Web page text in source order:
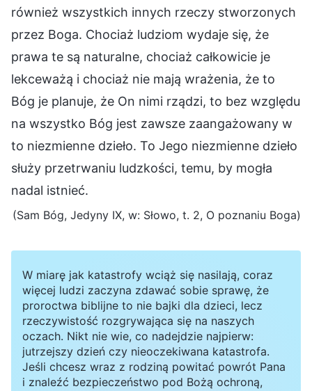
również wszystkich innych rzeczy stworzonych
przez Boga. Chociaż ludziom wydaje się, że
prawa te są naturalne, chociaż całkowicie je
lekceważą i chociaż nie mają wrażenia, że to
Bóg je planuje, że On nimi rządzi, to bez względu
na wszystko Bóg jest zawsze zaangażowany w
to niezmienne dzieło. To Jego niezmienne dzieło
służy przetrwaniu ludzkości, temu, by mogła
nadal istnieć.
(Sam Bóg, Jedyny IX, w: Słowo, t. 2, O poznaniu Boga)
W miarę jak katastrofy wciąż się nasilają, coraz
więcej ludzi zaczyna zdawać sobie sprawę, że
proroctwa biblijne to nie bajki dla dzieci, lecz
rzeczywistość rozgrywająca się na naszych
oczach. Nikt nie wie, co nadejdzie najpierw:
jutrzejszy dzień czy nieoczekiwana katastrofa.
Jeśli chcesz wraz z rodziną powitać powrót Pana
i znaleźć bezpieczeństwo pod Bożą ochroną,